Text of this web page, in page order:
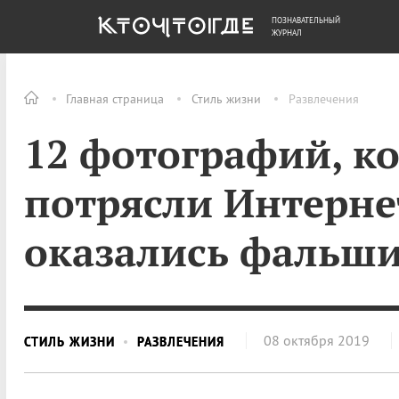
Главная страница Стиль жизни Развлечения
12 фотографий,
потрясли
оказались
СТИЛЬ ЖИЗНИ РАЗВЛЕЧЕНИЯ 08 октября 2019
ОБЩЕСТВО ДЕНЬГИ
ПОЗНАВАТЕЛЬНЫЙ
ЖУРНАЛ